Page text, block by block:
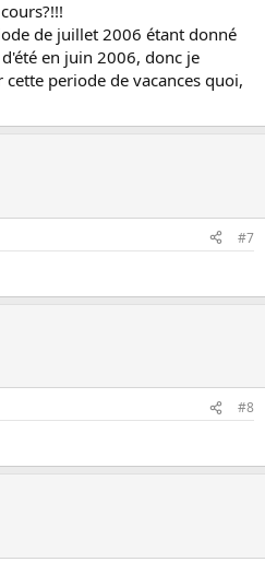
de juillet 2006 étant donné
en juin 2006, donc je
periode de vacances quoi,
#7
#8